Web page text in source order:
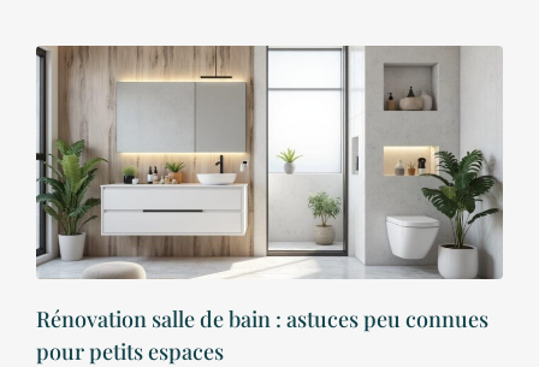
Rénovation salle de bain : astuces peu connues
pour petits espaces